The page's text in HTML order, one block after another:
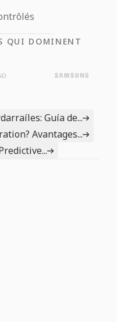
QUI DOMINENT
Guía de...
Avantages...